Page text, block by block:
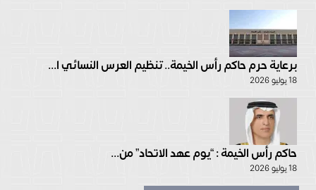
برعاية حرم حاكم رأس الخيمة.. تنظيم العرس النسائي ا...
18 يوليو 2026
حاكم رأس الخيمة : “يوم عهد الاتحاد” من...
18 يوليو 2026